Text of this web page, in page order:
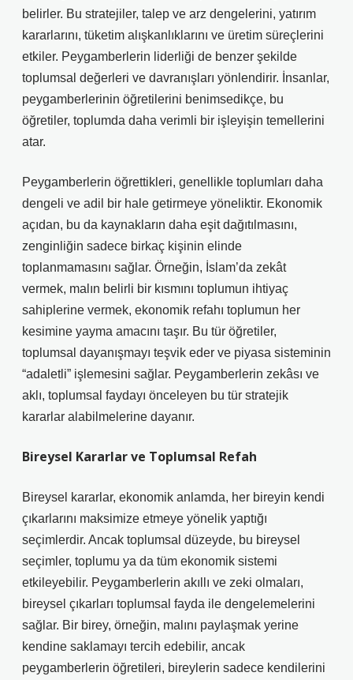
belirler. Bu stratejiler, talep ve arz dengelerini, yatırım
kararlarını, tüketim alışkanlıklarını ve üretim süreçlerini
etkiler. Peygamberlerin liderliği de benzer şekilde
toplumsal değerleri ve davranışları yönlendirir. İnsanlar,
peygamberlerinin öğretilerini benimsedikçe, bu
öğretiler, toplumda daha verimli bir işleyişin temellerini
atar.
Peygamberlerin öğrettikleri, genellikle toplumları daha
dengeli ve adil bir hale getirmeye yöneliktir. Ekonomik
açıdan, bu da kaynakların daha eşit dağıtılmasını,
zenginliğin sadece birkaç kişinin elinde
toplanmamasını sağlar. Örneğin, İslam’da zekât
vermek, malın belirli bir kısmını toplumun ihtiyaç
sahiplerine vermek, ekonomik refahı toplumun her
kesimine yayma amacını taşır. Bu tür öğretiler,
toplumsal dayanışmayı teşvik eder ve piyasa sisteminin
“adaletli” işlemesini sağlar. Peygamberlerin zekâsı ve
aklı, toplumsal faydayı önceleyen bu tür stratejik
kararlar alabilmelerine dayanır.
Bireysel Kararlar ve Toplumsal Refah
Bireysel kararlar, ekonomik anlamda, her bireyin kendi
çıkarlarını maksimize etmeye yönelik yaptığı
seçimlerdir. Ancak toplumsal düzeyde, bu bireysel
seçimler, toplumu ya da tüm ekonomik sistemi
etkileyebilir. Peygamberlerin akıllı ve zeki olmaları,
bireysel çıkarları toplumsal fayda ile dengelemelerini
sağlar. Bir birey, örneğin, malını paylaşmak yerine
kendine saklamayı tercih edebilir, ancak
peygamberlerin öğretileri, bireylerin sadece kendilerini